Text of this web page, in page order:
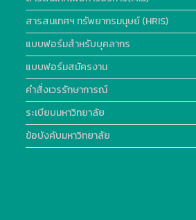
สารสนเทศฯ ทรัพยากรมนุษย์ (HRIS)
แบบฟอร์มสำหรับบุคลากร
แบบฟอร์มสมัครงาน
คำสั่งเวรรักษาการณ์
ระเบียบมหาวิทยาลัย
ข้อบังคับมหาวิทยาลัย